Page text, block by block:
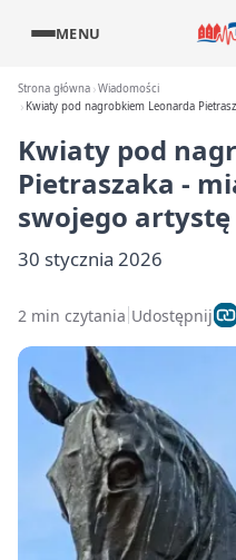
MENU
Strona główna Wiadomości
Kwiaty pod nagrobkiem Leonarda
Kwiaty pod
Pietraszaka -
swojego artystę
30 stycznia 2026
2 min czytania Udostępnij